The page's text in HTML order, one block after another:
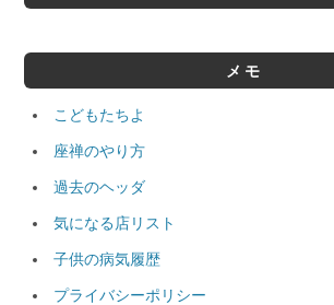
メモ
こどもたちよ
座禅のやり方
過去のヘッダ
気になる店リスト
子供の病気履歴
プライバシーポリシー